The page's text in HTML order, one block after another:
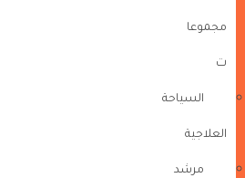
مجموعا
ت
السياحة
العلاجية
مرشد